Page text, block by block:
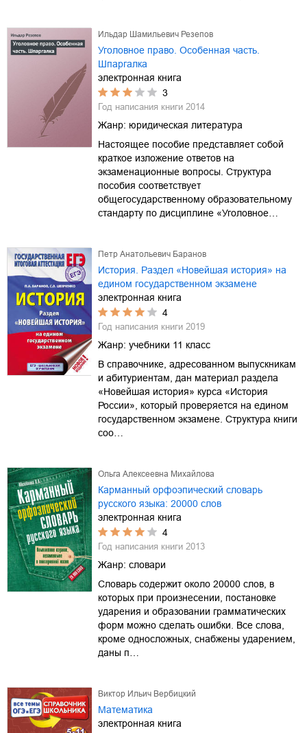
Ильдар Шамильевич Резепов
Уголовное право. Особенная часть.
Шпаргалка
электронная книга
3
Год написания книги 2014
Жанр: юридическая литература
Настоящее пособие представляет собой
краткое изложение ответов на
экзаменационные вопросы. Структура
пособия соответствует
общегосударственному образовательному
стандарту по дисциплине «Уголовное…
Петр Анатольевич Баранов
История. Раздел «Новейшая история» на
едином государственном экзамене
электронная книга
4
Год написания книги 2019
Жанр: учебники 11 класс
В справочнике, адресованном выпускникам
и абитуриентам, дан материал раздела
«Новейшая история» курса «История
России», который проверяется на едином
государственном экзамене. Структура книги
соо…
Ольга Алексеевна Михайлова
Карманный орфоэпический словарь
русского языка: 20000 слов
электронная книга
4
Год написания книги 2013
Жанр: словари
Словарь содержит около 20000 слов, в
которых при произнесении, постановке
ударения и образовании грамматических
форм можно сделать ошибки. Все слова,
кроме односложных, снабжены ударением,
даны п…
Виктор Ильич Вербицкий
Математика
электронная книга